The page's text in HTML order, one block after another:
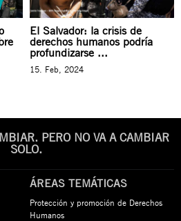
El Salvador: la crisis de
derechos humanos podría
profundizarse ...
15. Feb, 2024
PERO NO VA A CAMBIAR
SOLO.
ÁREAS TEMÁTICAS
Protección y promoción de Derechos
Humanos